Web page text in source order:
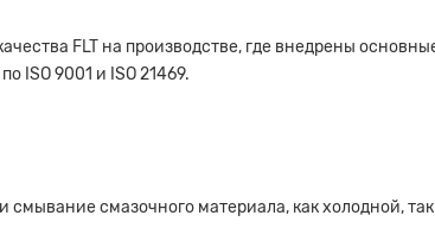
FLT на производстве, где внедрены
ISO 9001 и ISO 21469.
смазочного материала, как холодной,